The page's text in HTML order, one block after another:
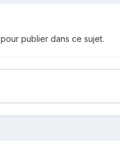
pour publier dans ce sujet.